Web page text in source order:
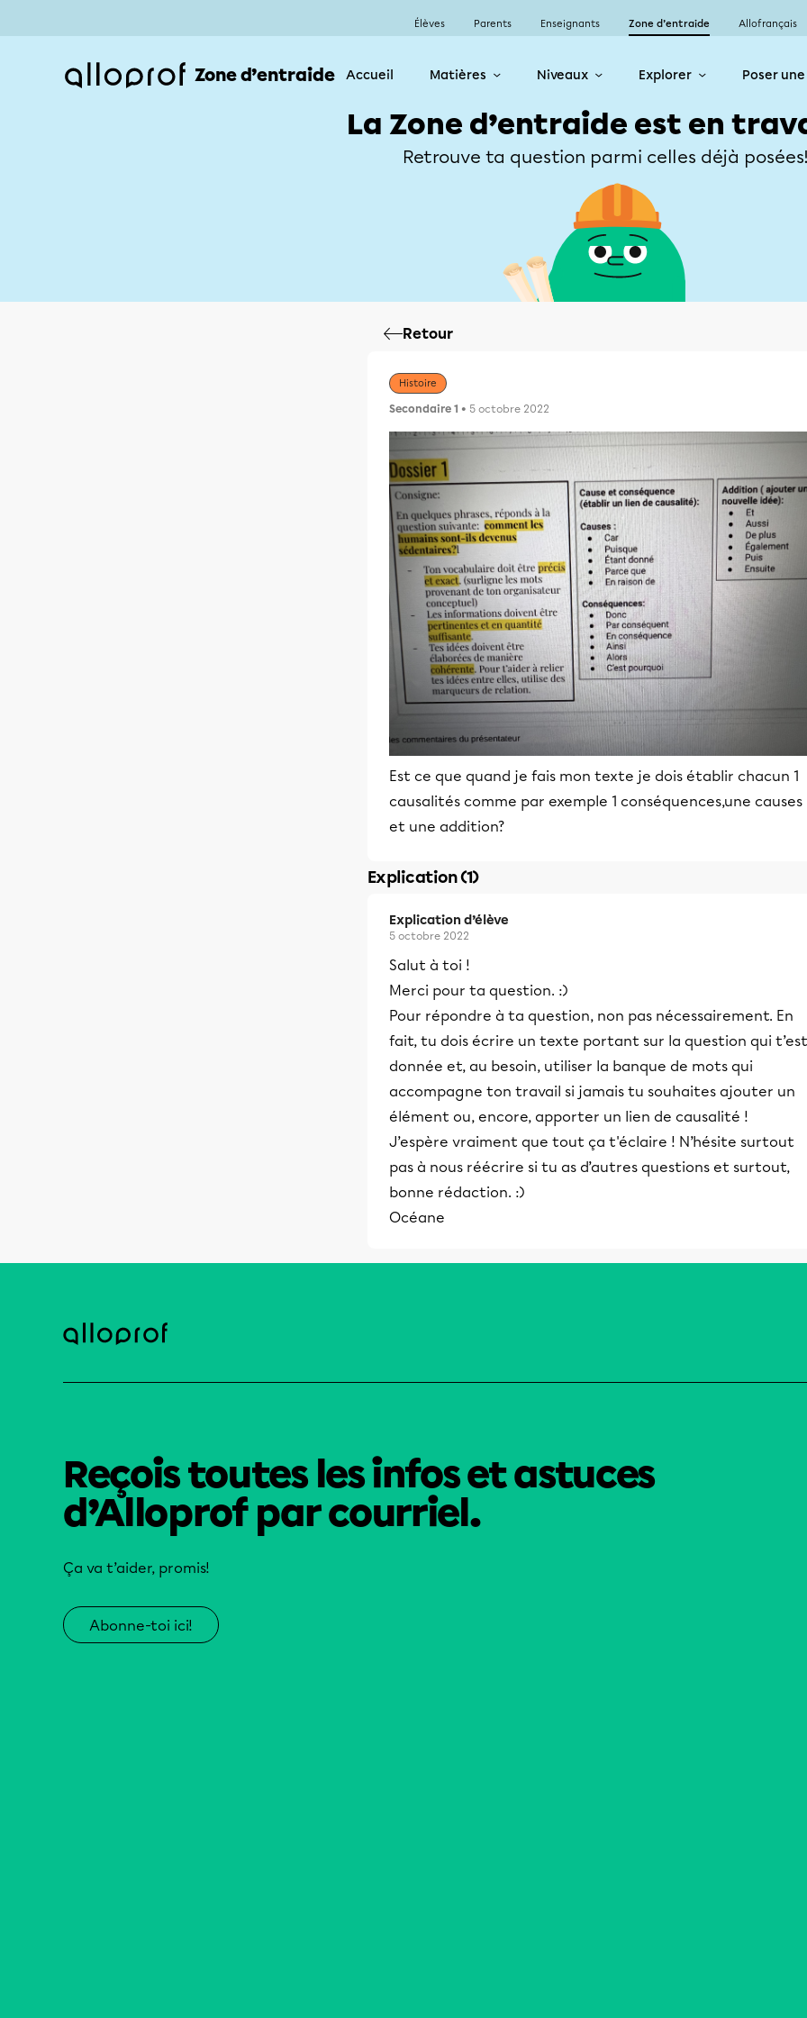
Élèves Parents Enseignants Zone d’entraide Allofrançais
Zone d’entraide Accueil Matières Niveaux Explorer Poser
La Zone d’entraide est en
Retrouve ta question parmi celles déjà
Retour
Histoire
Secondaire 1 • 5 octobre 2022
Est ce que quand je fais mon texte je dois établir chacun 1
causalités comme par exemple 1 conséquences,une causes
et une addition?
Explication (1)
Explication d’élève
5 octobre 2022
Salut à toi !
Merci pour ta question. :)
Pour répondre à ta question, non pas nécessairement. En
fait, tu dois écrire un texte portant sur la question qui t’est
donnée et, au besoin, utiliser la banque de mots qui
accompagne ton travail si jamais tu souhaites ajouter un
élément ou, encore, apporter un lien de causalité !
J’espère vraiment que tout ça t'éclaire ! N’hésite surtout
pas à nous réécrire si tu as d’autres questions et surtout,
bonne rédaction. :)
Océane
Reçois toutes les infos et astuces
d’Alloprof par courriel.
Ça va t’aider, promis!
Abonne-toi ici!